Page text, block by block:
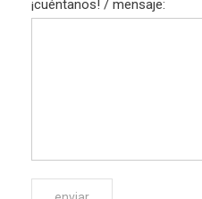
¡cuéntanos! / mensaje: